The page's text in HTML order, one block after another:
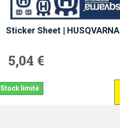
Sticker Sheet | HUSQVARNA
5,04 €
Stock limité